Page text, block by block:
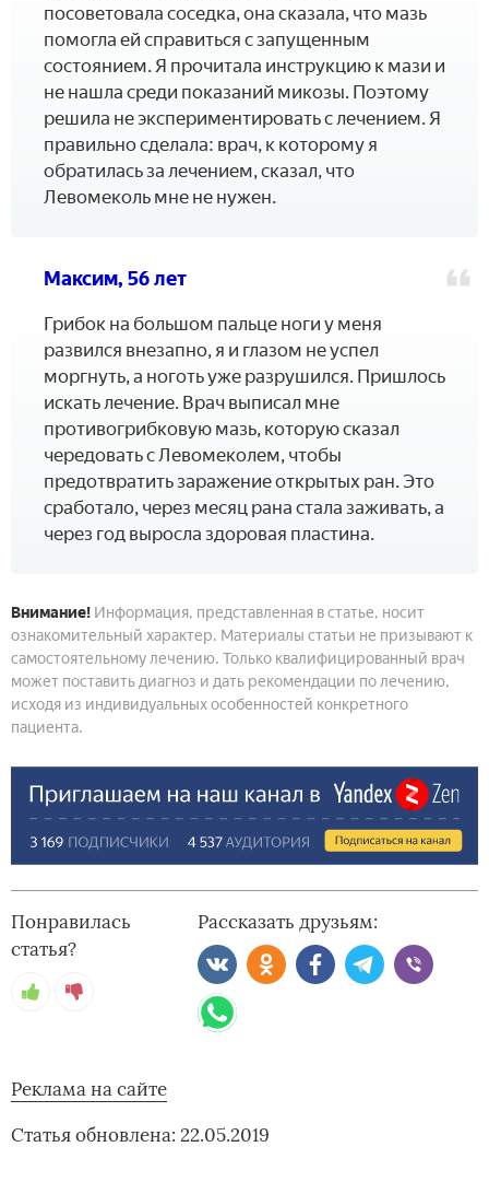
посоветовала соседка, она сказала, что мазь
помогла ей справиться с запущенным
состоянием. Я прочитала инструкцию к мази и
не нашла среди показаний микозы. Поэтому
решила не экспериментировать с лечением. Я
правильно сделала: врач, к которому я
обратилась за лечением, сказал, что
Левомеколь мне не нужен.
Максим, 56 лет
Грибок на большом пальце ноги у меня
развился внезапно, я и глазом не успел
моргнуть, а ноготь уже разрушился. Пришлось
искать лечение. Врач выписал мне
противогрибковую мазь, которую сказал
чередовать с Левомеколем, чтобы
предотвратить заражение открытых ран. Это
сработало, через месяц рана стала заживать, а
через год выросла здоровая пластина.
Внимание! Информация, представленная в статье, носит
ознакомительный характер. Материалы статьи не призывают к
самостоятельному лечению. Только квалифицированный врач
может поставить диагноз и дать рекомендации по лечению,
исходя из индивидуальных особенностей конкретного
пациента.
Понравилась
статья?
Рассказать друзьям:
Реклама на сайте
Статья обновлена: 22.05.2019